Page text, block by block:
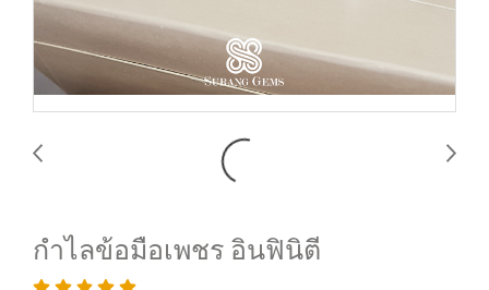
กำไลข้อมือเพชร อินฟินิตี